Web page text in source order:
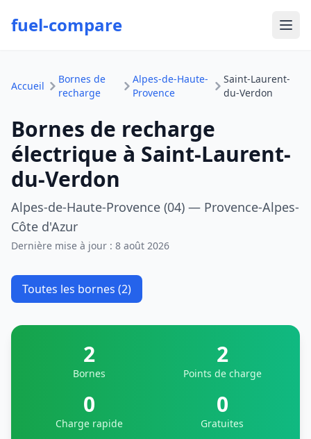
fuel-compare
Accueil
Bornes de
recharge
Alpes-de-Haute-
Provence
Saint-Laurent-
du-Verdon
Bornes de recharge
électrique à Saint-Laurent-
du-Verdon
Alpes-de-Haute-Provence (04) — Provence-Alpes-
Côte d'Azur
Dernière mise à jour : 8 août 2026
Toutes les bornes (2)
2
Bornes
2
Points de charge
0
Charge rapide
0
Gratuites